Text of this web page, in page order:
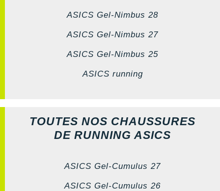
ASICS Gel-Nimbus 28
ASICS Gel-Nimbus 27
ASICS Gel-Nimbus 25
ASICS running
TOUTES NOS CHAUSSURES
DE RUNNING ASICS
ASICS Gel-Cumulus 27
ASICS Gel-Cumulus 26